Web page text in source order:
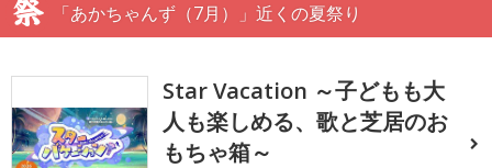
「あかちゃんず（7月）」近くの夏祭り
Star Vacation ～子どもも大
人も楽しめる、歌と芝居のお
もちゃ箱～